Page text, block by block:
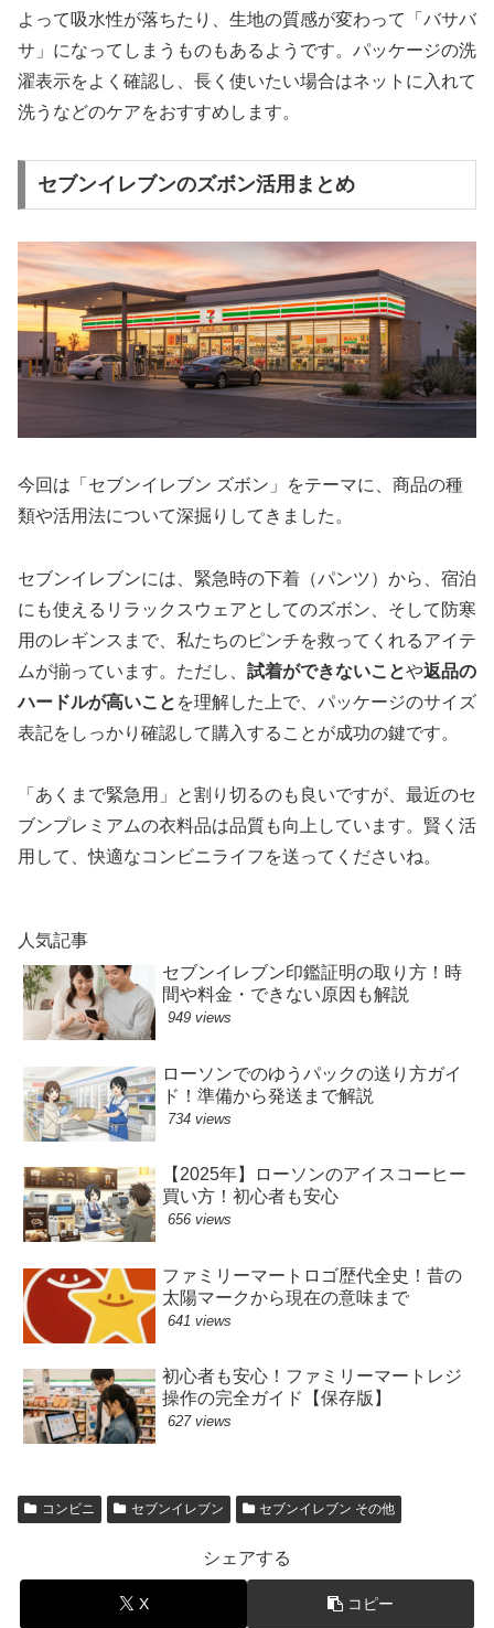
よって吸水性が落ちたり、生地の質感が変わって「バサバ
サ」になってしまうものもあるようです。パッケージの洗
濯表示をよく確認し、長く使いたい場合はネットに入れて
洗うなどのケアをおすすめします。
セブンイレブンのズボン活用まとめ
今回は「セブンイレブン ズボン」をテーマに、商品の種
類や活用法について深掘りしてきました。
セブンイレブンには、緊急時の下着（パンツ）から、宿泊
にも使えるリラックスウェアとしてのズボン、そして防寒
用のレギンスまで、私たちのピンチを救ってくれるアイテ
ムが揃っています。ただし、 試着ができないことや返品の
ハードルが高いこと を理解した上で、パッケージのサイズ
表記をしっかり確認して購入することが成功の鍵です。
「あくまで緊急用」と割り切るのも良いですが、最近のセ
ブンプレミアムの衣料品は品質も向上しています。賢く活
用して、快適なコンビニライフを送ってくださいね。
人気記事
セブンイレブン印鑑証明の取り方！時
間や料金・できない原因も解説
949 views
ローソンでのゆうパックの送り方ガイ
ド！準備から発送まで解説
734 views
【2025年】ローソンのアイスコーヒー
買い方！初心者も安心
656 views
ファミリーマートロゴ歴代全史！昔の
太陽マークから現在の意味まで
641 views
初心者も安心！ファミリーマートレジ
操作の完全ガイド【保存版】
627 views
コンビニ セブンイレブン セブンイレブン その他
シェアする
X コピー